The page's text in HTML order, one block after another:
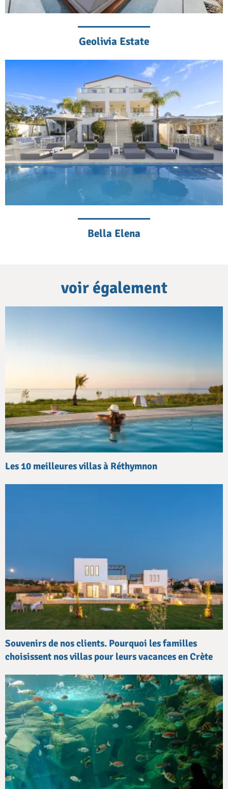
Geolivia Estate
Bella Elena
voir également
Les 10 meilleures villas à Réthymnon
Souvenirs de nos clients. Pourquoi les familles
choisissent nos villas pour leurs vacances en Crète